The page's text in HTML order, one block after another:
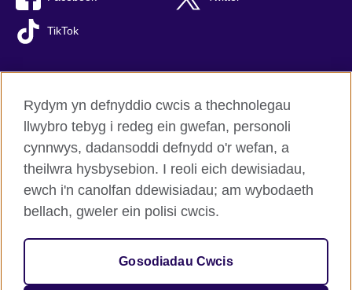
TikTok
British Council Byd-eang
Preifatrwydd a thelerau defnyddio
Hygyrchedd
© 2026 British Council
Sefydliad rhyngwladol y Deyrnas Unedig am gysylltiadau
Rydym yn defnyddio cwcis a thechnolegau
llwybro tebyg i redeg ein gwefan, personoli
cynnwys, dadansoddi defnydd o'r wefan, a
theilwra hysbysebion. I reoli eich dewisiadau,
ewch i'n canolfan ddewisiadau; am wybodaeth
bellach, gweler ein polisi cwcis.
Gosodiadau Cwcis